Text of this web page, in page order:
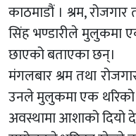
काठमाडौं । श्रम, रोजगार
सिंह भण्डारीले मुलुकमा
छाएको बताएका छन्।
मंगलबार श्रम तथा
उनले मुलुकमा एक थरिको
अवस्थामा आशाको दियो